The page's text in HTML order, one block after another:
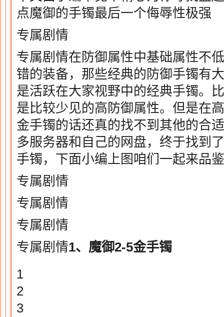
点魔御的手镯最后一个侮辱性极强
专属剧情
专属剧情在防御属性中基础属性不
错的装备，那些经典的防御手镯有
是活跃在大家视野中的经典手镯。
是比较少见的高防御属性。但是在
金手镯的话还真的找不到其他的合
多服务器和自己的网盘，终于找到
手镯，下面小编上图咱们一起来品
专属剧情
专属剧情
专属剧情
专属剧情1、魔御2-5金手镯
1
2
3